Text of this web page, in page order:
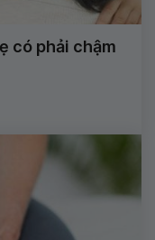
có phải chậm